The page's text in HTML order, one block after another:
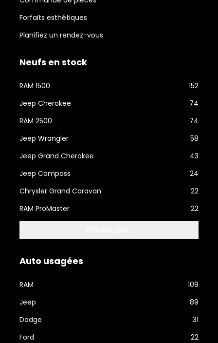
Forfaits esthétiques
Planifiez un rendez-vous
Neufs en stock
RAM 1500
152
Jeep Cherokee
74
RAM 2500
74
Jeep Wrangler
58
Jeep Grand Cherokee
43
Jeep Compass
24
Chrysler Grand Caravan
22
RAM ProMaster
22
Auto usagées
RAM
109
Jeep
89
Dodge
31
Ford
22